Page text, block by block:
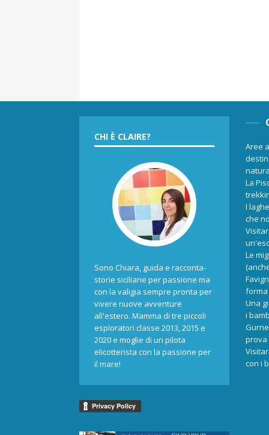
CHI È CLAIRE?
Sono Chiara, guida e racconta-
storie siciliane per passione ma
con la valigia sempre pronta per
vivere nuove avventure
all'estero. Mamma di tre piccoli
esploratori classe 2013, 2015 e
2020 e moglie di un pilota
elicotterista con la passione per
il mare!
Aree
natura
La
I
che
Le
Una
i
prova
con i